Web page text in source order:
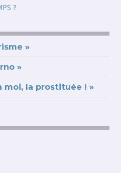
?
»
»
moi, la prostituée ! »